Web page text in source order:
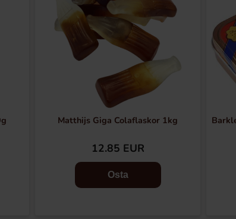
Matthijs Giga Colaflaskor 1kg
12.85 EUR
Osta